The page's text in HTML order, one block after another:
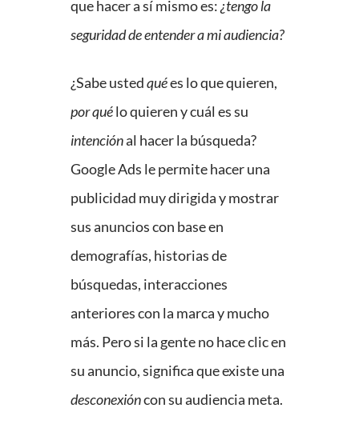
que hacer a sí mismo es:¿tengo la
seguridad de entender a mi audiencia?
¿Sabe ustedquées lo que quieren,
por quélo quieren y cuál es su
intenciónal hacer la búsqueda?
Google Ads le permite hacer una
publicidad muy dirigida y mostrar
sus anuncios con base en
demografías, historias de
búsquedas, interacciones
anteriores con la marca y mucho
más. Pero si la gente no hace clic en
su anuncio, significa que existe una
desconexióncon su audiencia meta.